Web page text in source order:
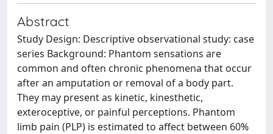
Abstract
Study Design: Descriptive observational study: case
series Background: Phantom sensations are
common and often chronic phenomena that occur
after an amputation or removal of a body part.
They may present as kinetic, kinesthetic,
exteroceptive, or painful perceptions. Phantom
limb pain (PLP) is estimated to affect between 60%